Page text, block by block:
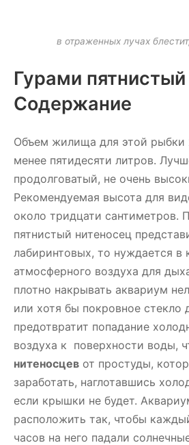
в отраженных лучах
Гурами пятнистый
Содержание
Объем жилища для этой рыбки
менее пятидесяти литров.
продолговатый, не очень
Рекомендуемая высота для
около тридцати сантиметров.
пятнистый нитеносец
лабиринтовых, то нуждается в
атмосферного воздуха для
плотно накрывать аквариум
или хотя бы покровное
предотвратит попадание
воздуха к поверхности воды,
нитеносцев от простуды,
заработать, наглотавшись
если крышки не будет.
расположить так, чтобы
часов на него падали